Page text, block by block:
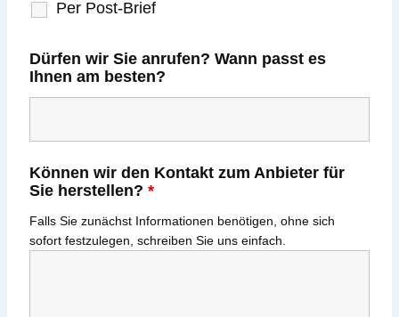
Per Post-Brief
Dürfen wir Sie anrufen? Wann passt es
Ihnen am besten?
Können wir den Kontakt zum Anbieter für
Sie herstellen? *
Falls Sie zunächst Informationen benötigen, ohne sich
sofort festzulegen, schreiben Sie uns einfach.